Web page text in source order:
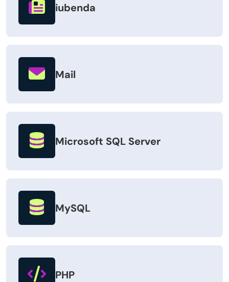
iubenda
Mail
Microsoft SQL Server
MySQL
PHP